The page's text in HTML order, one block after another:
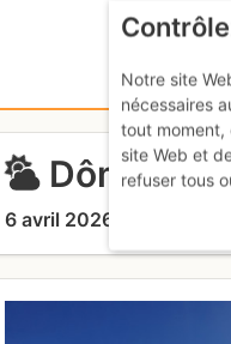
Dômes
6 avril 2026
Notre site
nécessaires
tout moment,
site Web et
refuser tous